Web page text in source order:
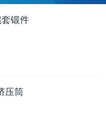
锻件
压筒